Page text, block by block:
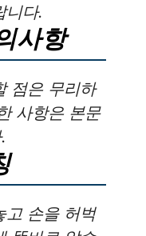
니다.
사항
점은 무리하
사항은 본문
고 손을 허벅